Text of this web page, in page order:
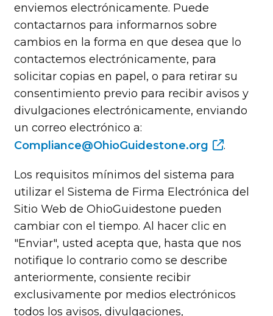
enviemos electrónicamente. Puede
contactarnos para informarnos sobre
cambios en la forma en que desea que lo
contactemos electrónicamente, para
solicitar copias en papel, o para retirar su
consentimiento previo para recibir avisos y
divulgaciones electrónicamente, enviando
un correo electrónico a:
Compliance@OhioGuidestone.org
.
Los requisitos mínimos del sistema para
utilizar el Sistema de Firma Electrónica del
Sitio Web de OhioGuidestone pueden
cambiar con el tiempo. Al hacer clic en
"Enviar", usted acepta que, hasta que nos
notifique lo contrario como se describe
anteriormente, consiente recibir
exclusivamente por medios electrónicos
todos los avisos, divulgaciones,